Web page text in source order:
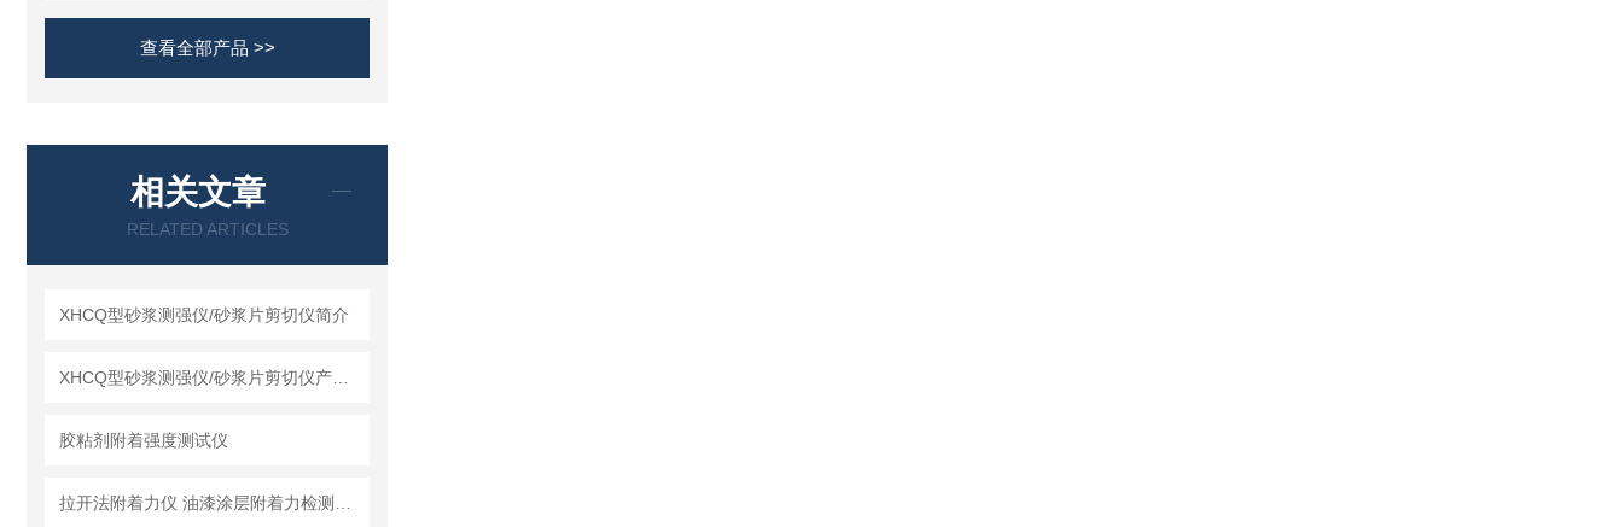
查看全部产品 >>
相关文章
RELATED ARTICLES
XHCQ型砂浆测强仪/砂浆片剪切仪简介
胶粘剂附着强度测试仪